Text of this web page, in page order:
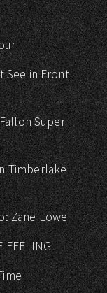
See in Front
Super
Timberlake
Zane Lowe
FEELING